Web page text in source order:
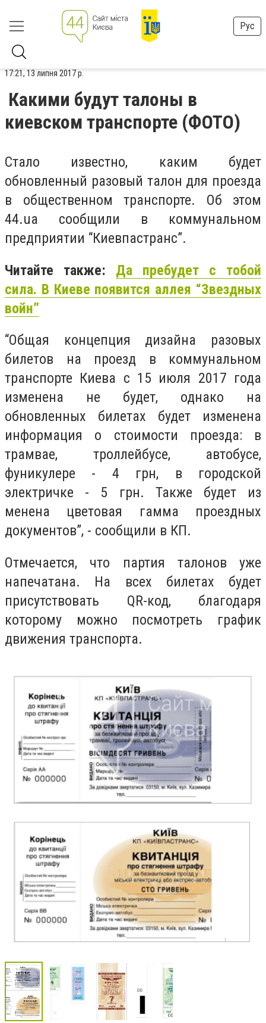
Рус
17:21, 13 липня 2017 р.
Какими будут талоны в
киевском транспорте (ФОТО)
Стало известно, каким будет
обновленный разовый талон для проезда
в общественном транспорте. Об этом
44.ua сообщили в коммунальном
предприятии “Киевпастранс”.
Читайте также: Да пребудет с тобой
сила. В Киеве появится аллея “Звездных
войн”
“Общая концепция дизайна разовых
билетов на проезд в коммунальном
транспорте Киева с 15 июля 2017 года
изменена не будет, однако на
обновленных билетах будет изменена
информация о стоимости проезда: в
трамвае, троллейбусе, автобусе,
фуникулере - 4 грн, в городской
электричке - 5 грн. Также будет из
менена цветовая гамма проездных
документов”, - сообщили в КП.
Отмечается, что партия талонов уже
напечатана. На всех билетах будет
присутствовать QR-код, благодаря
которому можно посмотреть график
движения транспорта.